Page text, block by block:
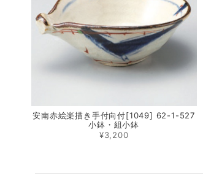
安南赤絵楽描き手付向付[1049] 62-1-527
小鉢・組小鉢
¥3,200